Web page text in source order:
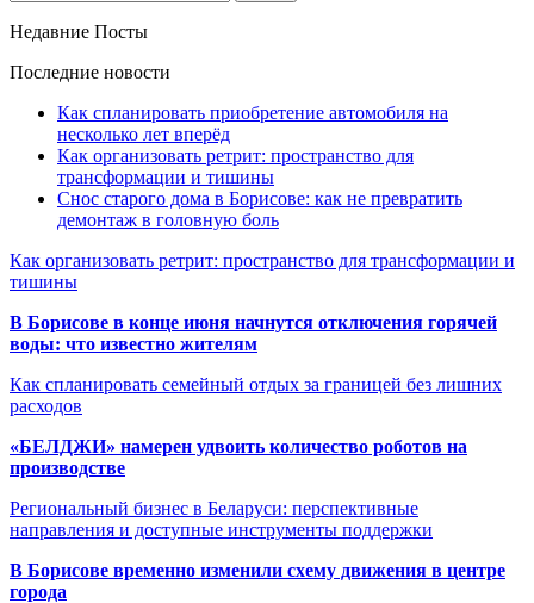
Недавние Посты
Последние новости
Как спланировать приобретение автомобиля на
несколько лет вперёд
Как организовать ретрит: пространство для
трансформации и тишины
Снос старого дома в Борисове: как не превратить
демонтаж в головную боль
Как организовать ретрит: пространство для трансформации и
тишины
В Борисове в конце июня начнутся отключения горячей
воды: что известно жителям
Как спланировать семейный отдых за границей без лишних
расходов
«БЕЛДЖИ» намерен удвоить количество роботов на
производстве
Региональный бизнес в Беларуси: перспективные
направления и доступные инструменты поддержки
В Борисове временно изменили схему движения в центре
города